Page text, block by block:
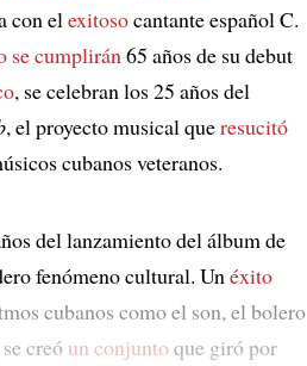
con elexitosocantante español C.
se cumplirán65 años de su debut
, se celebran los 25 años del
, el proyecto musical queresucitó
cubanos veteranos.
del lanzamiento del álbum de
fenómeno cultural. Unéxito
cubanos como el son, el bolero
creó un conjunto que giró por